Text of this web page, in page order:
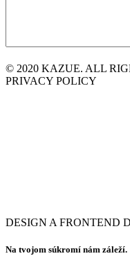
© 2020 KAZUE. ALL
PRIVACY POLICY
DESIGN A FRONTEND
Na tvojom súkromí nám záleží.